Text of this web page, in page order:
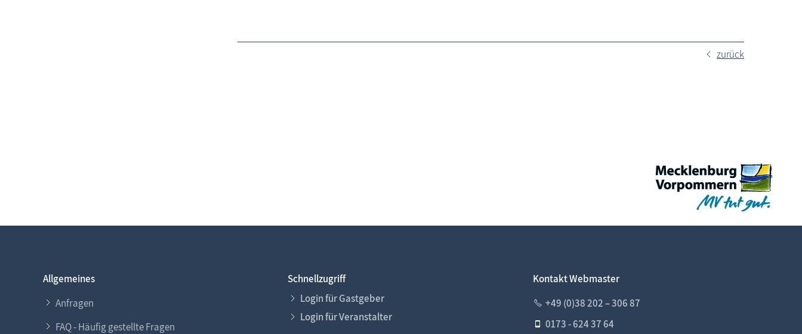
zurück
Allgemeines
Anfragen
FAQ - Häufig gestellte Fragen
Schnellzugriff
Login für Gastgeber
Login für Veranstalter
Kontakt Webmaster
+49 (0)38 202 – 306 87
0173 - 624 37 64